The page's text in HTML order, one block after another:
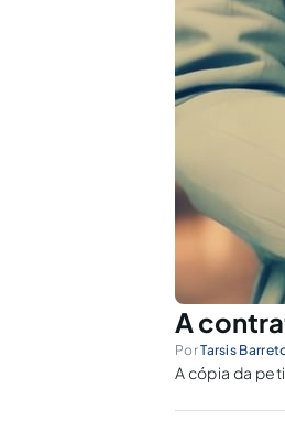
A
PorTarsis
A cópia da